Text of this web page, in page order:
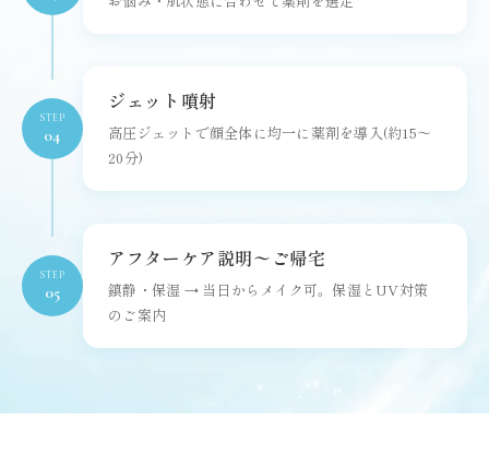
STEP
04
ジェット噴射
高圧ジェットで顔全体に均一に薬剤を導入(約15〜
20分)
STEP
05
アフターケア説明〜ご帰宅
鎮静・保湿 → 当日からメイク可。保湿とUV対策
のご案内